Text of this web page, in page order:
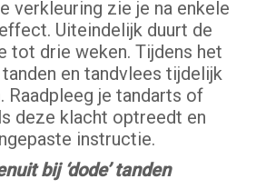
verkleuring zie je na enkele
Uiteindelijk duurt de
tot drie weken. Tijdens het
en tandvlees tijdelijk
Raadpleeg je tandarts of
deze klacht optreedt en
instructie.
bij ‘dode’ tanden